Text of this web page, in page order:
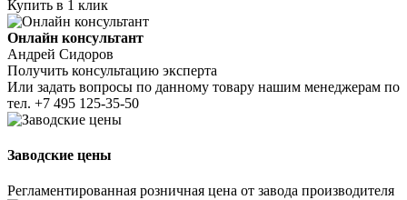
Купить в 1 клик
Онлайн консультант
Андрей Сидоров
Получить консультацию эксперта
Или задать вопросы по данному товару нашим менеджерам по
тел. +7 495 125-35-50
Заводские цены
Регламентированная розничная цена от завода производителя